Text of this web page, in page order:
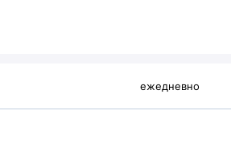
ежедневно